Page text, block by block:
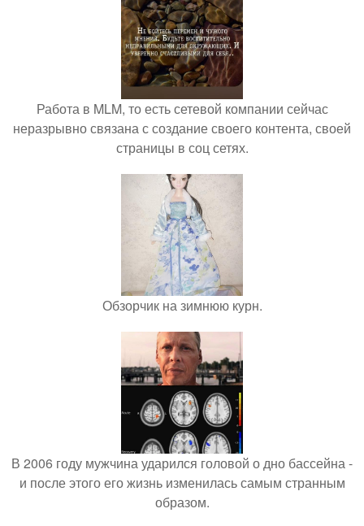
Работа в MLM, то есть сетевой компании сейчас
неразрывно связана с создание своего контента, своей
страницы в соц сетях.
Обзорчик на зимнюю курн.
В 2006 году мужчина ударился головой о дно бассейна -
и после этого его жизнь изменилась самым странным
образом.